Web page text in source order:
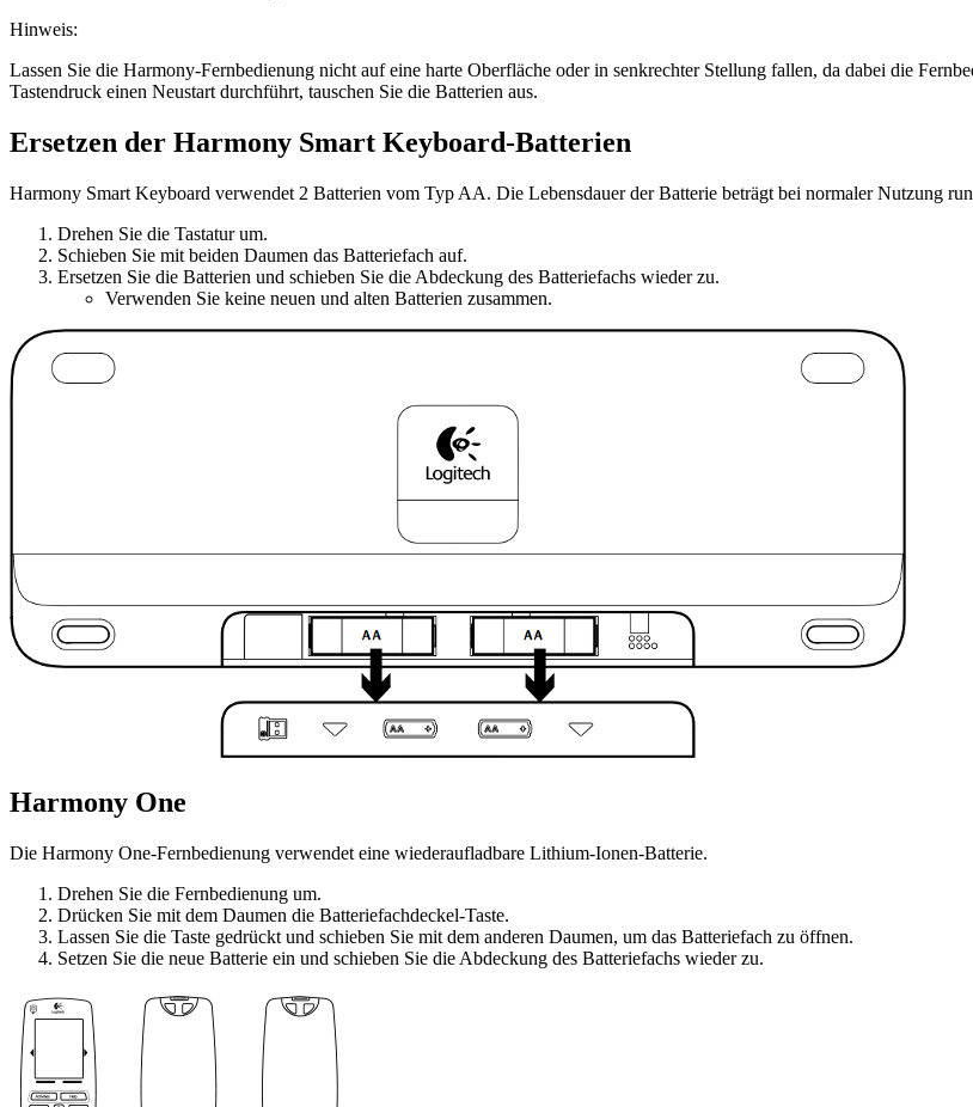
Hinweis:
Lassen Sie die Harmony-Fernbedienung nicht auf eine harte Oberfläche oder in senkrechter Stellung fallen, da dabei die
Tastendruck einen Neustart durchführt, tauschen Sie die Batterien aus.
Ersetzen der Harmony Smart Keyboard-Batterien
Harmony Smart Keyboard verwendet 2 Batterien vom Typ AA. Die Lebensdauer der Batterie beträgt bei normaler Nutzung
Drehen Sie die Tastatur um.
Schieben Sie mit beiden Daumen das Batteriefach auf.
Ersetzen Sie die Batterien und schieben Sie die Abdeckung des Batteriefachs wieder zu.
Verwenden Sie keine neuen und alten Batterien zusammen.
Harmony One
Die Harmony One-Fernbedienung verwendet eine wiederaufladbare Lithium-Ionen-Batterie.
Drehen Sie die Fernbedienung um.
Drücken Sie mit dem Daumen die Batteriefachdeckel-Taste.
Lassen Sie die Taste gedrückt und schieben Sie mit dem anderen Daumen, um das Batteriefach zu öffnen.
Setzen Sie die neue Batterie ein und schieben Sie die Abdeckung des Batteriefachs wieder zu.